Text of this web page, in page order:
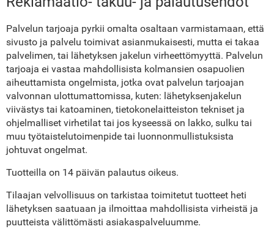
Palvelun tarjoaja pyrkii omalta osaltaan varmistamaan, että
sivusto ja palvelu toimivat asianmukaisesti, mutta ei takaa
palvelimen, tai lähetyksen jakelun virheettömyyttä. Palvelun
tarjoaja ei vastaa mahdollisista kolmansien osapuolien
aiheuttamista ongelmista, jotka ovat palvelun tarjoajan
valvonnan ulottumattomissa, kuten: lähetyksenjakelun
viivästys tai katoaminen, tietokonelaitteiston tekniset ja
ohjelmalliset virhetilat tai jos kyseessä on lakko, sulku tai
muu työtaistelutoimenpide tai luonnonmullistuksista
johtuvat ongelmat.
Tuotteilla on 14 päivän palautus oikeus.
Tilaajan velvollisuus on tarkistaa toimitetut tuotteet heti
lähetyksen saatuaan ja ilmoittaa mahdollisista virheistä ja
puutteista välittömästi asiakaspalveluumme.